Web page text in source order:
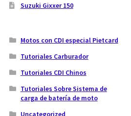
Suzuki Gixxer 150
Motos con CDI especial Pietcard
Tutoriales Carburador
Tutoriales CDI Chinos
Tutoriales Sobre Sistema de
carga de batería de moto
Uncategorized